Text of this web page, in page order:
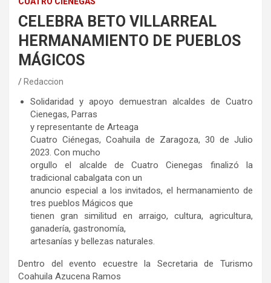
CELEBRA BETO VILLARREAL
HERMANAMIENTO DE PUEBLOS
MÁGICOS
Redaccion
Solidaridad y apoyo demuestran alcaldes de Cuatro
Cienegas, Parras
y representante de Arteaga
Cuatro Ciénegas, Coahuila de Zaragoza, 30 de Julio
2023. Con mucho
orgullo el alcalde de Cuatro Cienegas finalizó la
tradicional cabalgata con un
anuncio especial a los invitados, el hermanamiento de
tres pueblos Mágicos que
tienen gran similitud en arraigo, cultura, agricultura,
ganadería, gastronomía,
artesanías y bellezas naturales.
Dentro del evento ecuestre la Secretaria de Turismo
Coahuila Azucena Ramos